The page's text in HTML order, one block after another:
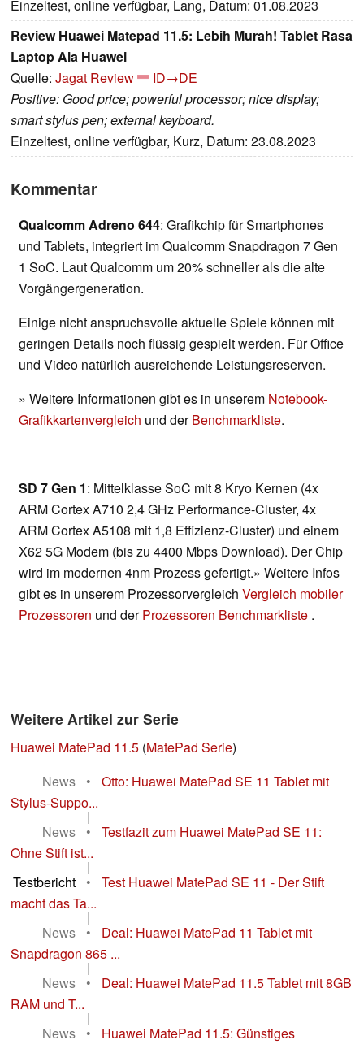
Einzeltest, online verfügbar, Lang, Datum: 01.08.2023
Review Huawei Matepad 11.5: Lebih Murah! Tablet Rasa
Laptop Ala Huawei
Quelle: Jagat Review
ID→DE
Positive: Good price; powerful processor; nice display;
smart stylus pen; external keyboard.
Einzeltest, online verfügbar, Kurz, Datum: 23.08.2023
Kommentar
Qualcomm Adreno 644: Grafikchip für Smartphones
und Tablets, integriert im Qualcomm Snapdragon 7 Gen
1 SoC. Laut Qualcomm um 20% schneller als die alte
Vorgängergeneration.
Einige nicht anspruchsvolle aktuelle Spiele können mit
geringen Details noch flüssig gespielt werden. Für Office
und Video natürlich ausreichende Leistungsreserven.
» Weitere Informationen gibt es in unserem Notebook-
Grafikkartenvergleich und derBenchmarkliste.
SD 7 Gen 1: Mittelklasse SoC mit 8 Kryo Kernen (4x
ARM Cortex A710 2,4 GHz Performance-Cluster, 4x
ARM Cortex A5108 mit 1,8 Effizienz-Cluster) und einem
X62 5G Modem (bis zu 4400 Mbps Download). Der Chip
wird im modernen 4nm Prozess gefertigt.» Weitere Infos
gibt es in unserem Prozessorvergleich Vergleich mobiler
Prozessoren und derProzessoren Benchmarkliste .
Weitere Artikel zur Serie
Huawei MatePad 11.5 (MatePad Serie)
News
•
Otto: Huawei MatePad SE 11 Tablet mit
Stylus-Suppo...
|
News
•
Testfazit zum Huawei MatePad SE 11:
Ohne Stift ist...
|
Testbericht
•
Test Huawei MatePad SE 11 - Der Stift
macht das Ta...
|
News
•
Deal: Huawei MatePad 11 Tablet mit
Snapdragon 865 ...
|
News
•
Deal: Huawei MatePad 11.5 Tablet mit 8GB
RAM und T...
|
News
•
Huawei MatePad 11.5: Günstiges